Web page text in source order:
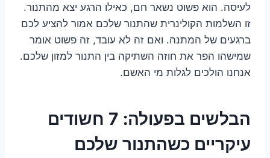
לעיסה. הוא פשוט נשאר חם, כאילו הרגע יצא מהתנור.
זו השלמות הקולינרית שהתנור שלכם אמור להציע לכם
ברגעים של המתנה. ואם זה לא עובד, זה פשוט אומר
שמישהו הפר את חוזה השתיקה בין התנור למזון שלכם.
אנחנו הולכים לגלות מי האשם.
הבלשים בפעולה: 7 חשודים
עיקריים כשהתנור שלכם